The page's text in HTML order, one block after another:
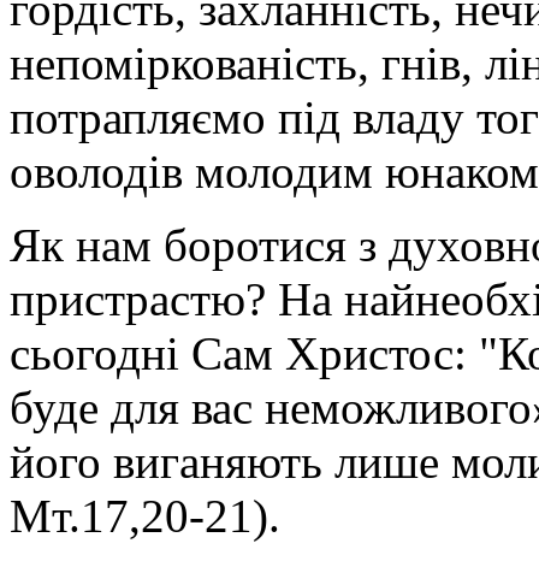
непоміркованість, гнів,
потрапляємо під владу
оволодів молодим
Як нам боротися з
пристрастю? На
сьогодні Сам Христос:
буде для вас
його виганяють лише
Мт.17,20-21).